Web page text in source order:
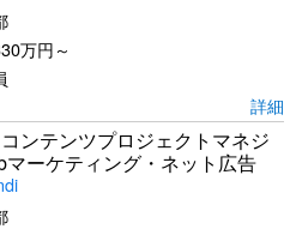
万円～
詳細
ンテンツプロジェクトマネジ
マーケティング・ネット広告